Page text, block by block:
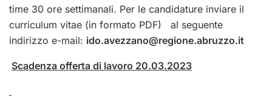
time 30 ore settimanali. Per le candidature inviare il
curriculum vitae (in formato PDF) al seguente
indirizzo e-mail: ido.avezzano@regione.abruzzo.it
Scadenza offerta di lavoro 20.03.2023